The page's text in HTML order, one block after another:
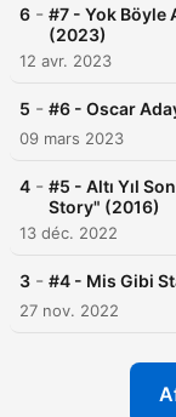
6 - #7 - Yok Böyle
(2023)
12 avr. 2023
5 - #6 - Oscar
09 mars 2023
4 - #5 - Altı Yıl
Story" (2016)
13 déc. 2022
3 - #4 - Mis Gibi
27 nov. 2022